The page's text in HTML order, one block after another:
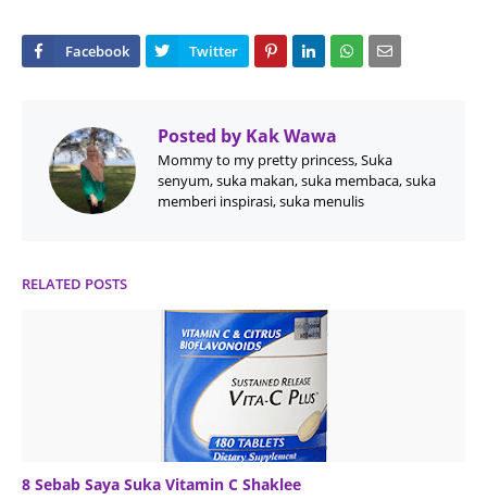
Posted by Kak Wawa
Mommy to my pretty princess, Suka
senyum, suka makan, suka membaca, suka
memberi inspirasi, suka menulis
RELATED POSTS
8 Sebab Saya Suka Vitamin C Shaklee